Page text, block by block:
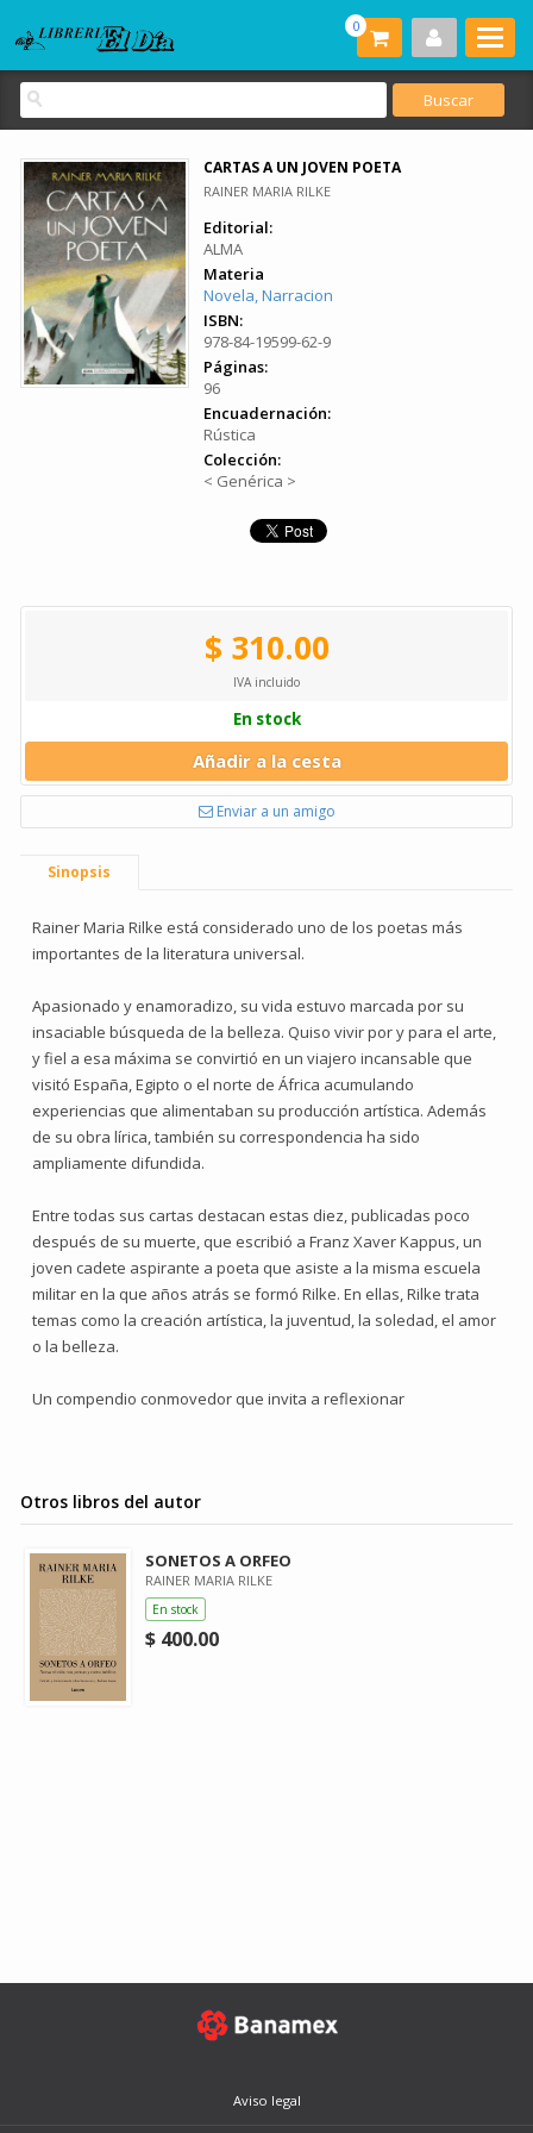
0
CARTAS A UN JOVEN POETA
RAINER MARIA RILKE
Editorial:
ALMA
Materia
Novela, Narracion
ISBN:
978-84-19599-62-9
Páginas:
96
Encuadernación:
Rústica
Colección:
< Genérica >
$ 310.00
IVA incluido
En stock
Añadir a la cesta
Enviar a un amigo
Sinopsis
Rainer Maria Rilke está considerado uno de los poetas más
importantes de la literatura universal.
Apasionado y enamoradizo, su vida estuvo marcada por su
insaciable búsqueda de la belleza. Quiso vivir por y para el arte,
y fiel a esa máxima se convirtió en un viajero incansable que
visitó España, Egipto o el norte de África acumulando
experiencias que alimentaban su producción artística. Además
de su obra lírica, también su correspondencia ha sido
ampliamente difundida.
Entre todas sus cartas destacan estas diez, publicadas poco
después de su muerte, que escribió a Franz Xaver Kappus, un
joven cadete aspirante a poeta que asiste a la misma escuela
militar en la que años atrás se formó Rilke. En ellas, Rilke trata
temas como la creación artística, la juventud, la soledad, el amor
o la belleza.
Un compendio conmovedor que invita a reflexionar
Otros libros del autor
SONETOS A ORFEO
RAINER MARIA RILKE
En stock
$ 400.00
Aviso legal